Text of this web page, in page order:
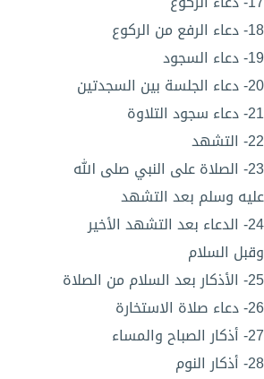
18- دعاء الرفع من الركوع
19- دعاء السجود
20- دعاء الجلسة بين السجدتين
21- دعاء سجود التلاوة
22- التشهد
23- الصلاة على النبي صلى الله
عليه وسلم بعد التشهد
24- الدعاء بعد التشهد الأخير
وقبل السلام
25- الأذكار بعد السلام من الصلاة
26- دعاء صلاة الاستخارة
27- أذكار الصباح والمساء
28- أذكار النوم